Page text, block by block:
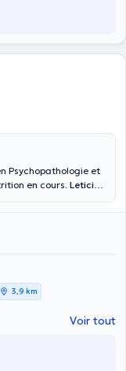
Psychopathologie et
en cours. Leticia
histoire clinique
laboratoire)
chroniques
(obésité, surpoids,
et alimentation,
3,9 km
Voir tout